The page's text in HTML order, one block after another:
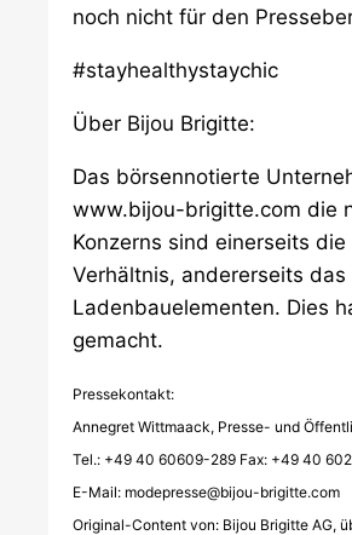
noch nicht für den
#stayhealthystaychic
Über Bijou Brigitte:
Das börsennotierte
www.bijou-brigitte.com die
Konzerns sind einerseits
Verhältnis, andererseits
Ladenbauelementen. Dies
gemacht.
Pressekontakt:
Annegret Wittmaack, Presse- und
Tel.: +49 40 60609-289 Fax: +49 40
E-Mail: modepresse@bijou-brigitte.com
Original-Content von: Bijou Brigitte AG,